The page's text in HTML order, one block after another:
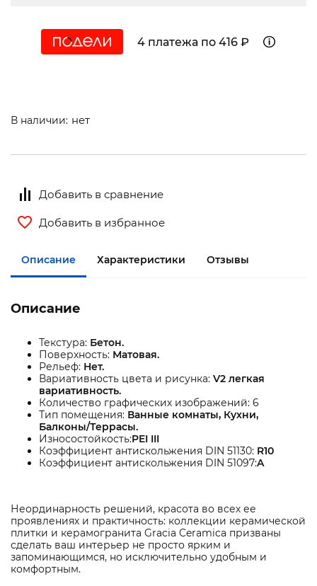
4 платежа по 416 ₽
В наличии: нет
Добавить в сравнение
Добавить в избранное
Описание Характеристики Отзывы
Описание
Текстура: Бетон.
Поверхность: Матовая.
Рельеф: Нет.
Вариативность цвета и рисунка: V2 легкая
вариативность.
Количество графических изображений: 6
Тип помещения: Ванные комнаты, Кухни,
Балконы/Террасы.
Износостойкость:PEI III
Коэффициент антискольжения DIN 51130: R10
Коэффициент антискольжения DIN 51097:A
Неординарность решений, красота во всех ее
проявлениях и практичность: коллекции керамической
плитки и керамогранита Gracia Ceramica призваны
сделать ваш интерьер не просто ярким и
запоминающимся, но исключительно удобным и
комфортным.